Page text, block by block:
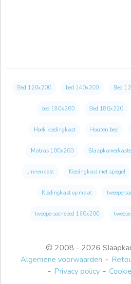
© 2008 - 2026
Algemene voorwaarden
Privacy policy
Bed 120x200 bed 140x200 Bed
bed 180x200 Bed 180x220
Hoek kledingkast Houten bed
Matras 100x200
Linnenkast Kledingkast met spiegel
Kledingkast op maat
tweepersoonsbed 160x200